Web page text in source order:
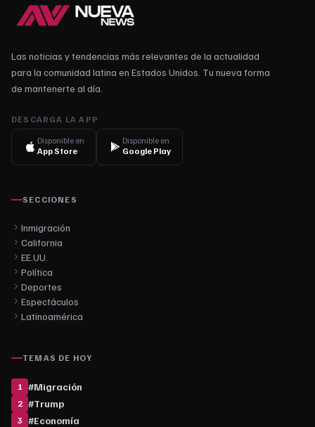
Las noticias y tendencias más relevantes de la actualidad
para la comunidad latina en Estados Unidos. Tu nueva forma
de mantenerte al día.
DESCARGA LA APP
Disponible en
App Store
Disponible en
Google Play
SECCIONES
Inmigración
California
EE.UU.
Política
Deportes
Espectáculos
Latinoamérica
TEMAS DE HOY
1 #Migración
2 #Trump
3 #Economía